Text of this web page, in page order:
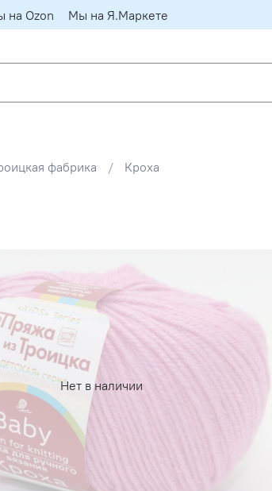
на Ozon Мы на Я.Маркете
фабрика Кроха
Нет в наличии